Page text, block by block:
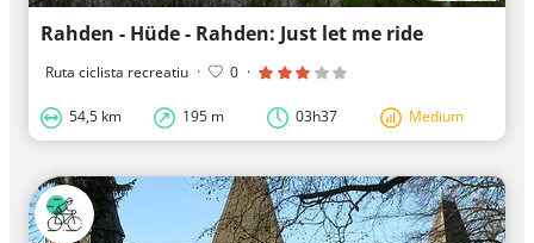
Rahden - Hüde - Rahden: Just let me ride
Ruta ciclista recreatiu · 0 ·
54,5 km 195 m 03h37 Medium